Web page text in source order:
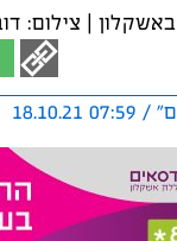
באשקלון | צילום: